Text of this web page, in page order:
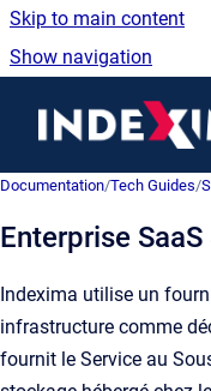
Skip to main content
Show navigation
Documentation/Tech Guides/
Enterprise
Indexima utilise un
infrastructure comme
fournit le Service au